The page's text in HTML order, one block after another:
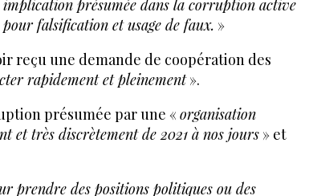
implication présumée dans la corruption active
falsification et usage de faux. »
reçu une demande de coopération des
rapidement et pleinement».
présumée par une « organisation
et très discrètement de 2021 à nos jours » et
prendre des positions politiques ou des